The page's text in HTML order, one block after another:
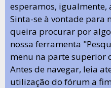
esperamos, igualmente,
Sinta-se à vontade para
queira procurar por
nossa ferramenta
menu na parte superior
Antes de navegar, leia
utilização do fórum a